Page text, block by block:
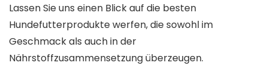
Lassen Sie uns einen Blick auf die besten
Hundefutterprodukte werfen, die sowohl im
Geschmack als auch in der
Nährstoffzusammensetzung überzeugen.